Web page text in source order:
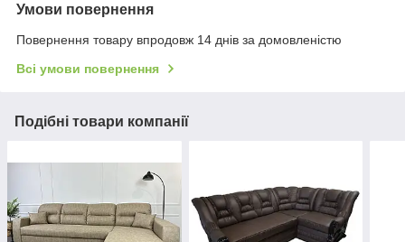
Умови повернення
Повернення товару впродовж 14 днів за домовленістю
Всі умови повернення
Подібні товари компанії